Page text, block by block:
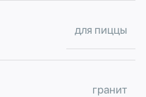
для пиццы
гранит